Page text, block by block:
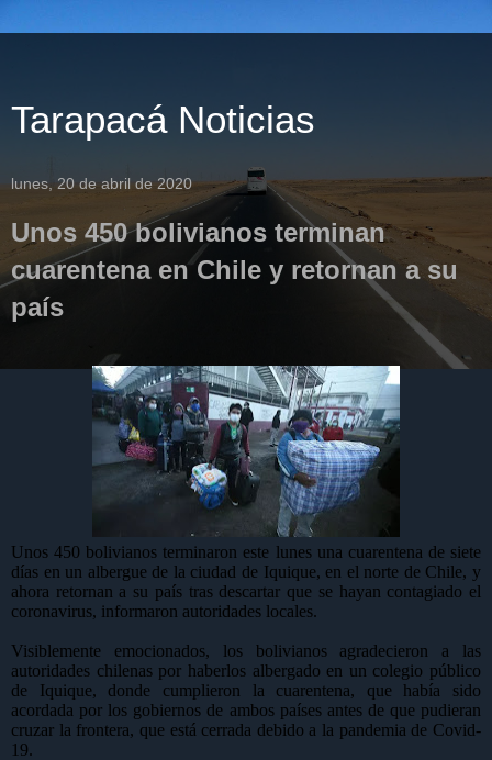
Tarapacá Noticias
lunes, 20 de abril de 2020
Unos 450 bolivianos terminan
cuarentena en Chile y retornan a su
país
Unos 450 bolivianos terminaron este lunes una cuarentena de siete
días en un albergue de la ciudad de Iquique, en el norte de Chile, y
ahora retornan a su país tras descartar que se hayan contagiado el
coronavirus, informaron autoridades locales.
Visiblemente emocionados, los bolivianos agradecieron a las
autoridades chilenas por haberlos albergado en un colegio público
de Iquique, donde cumplieron la cuarentena, que había sido
acordada por los gobiernos de ambos países antes de que pudieran
cruzar la frontera, que está cerrada debido a la pandemia de Covid-
19.